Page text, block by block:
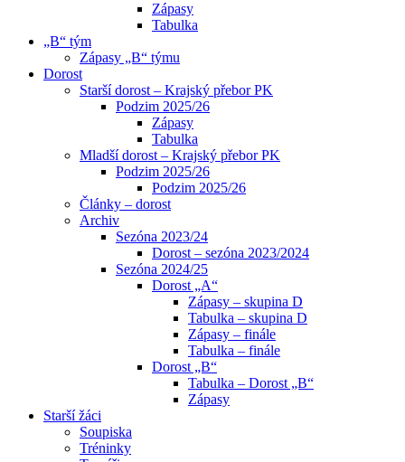
Zápasy
Tabulka
„B“ tým
Zápasy „B“ týmu
Dorost
Starší dorost – Krajský přebor PK
Podzim 2025/26
Zápasy
Tabulka
Mladší dorost – Krajský přebor PK
Podzim 2025/26
Podzim 2025/26
Články – dorost
Archiv
Sezóna 2023/24
Dorost – sezóna 2023/2024
Sezóna 2024/25
Dorost „A“
Zápasy – skupina D
Tabulka – skupina D
Zápasy – finále
Tabulka – finále
Dorost „B“
Tabulka – Dorost „B“
Zápasy
Starší žáci
Soupiska
Tréninky